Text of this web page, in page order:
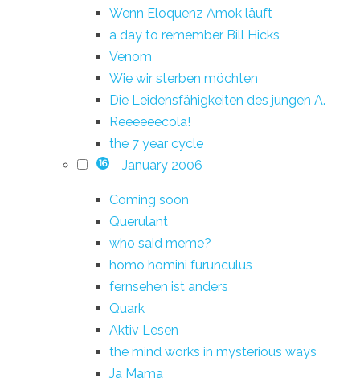
Wenn Eloquenz Amok läuft
a day to remember Bill Hicks
Venom
Wie wir sterben möchten
Die Leidensfähigkeiten des jungen A.
Reeeeeecola!
the 7 year cycle
16 January 2006
Coming soon
Querulant
who said meme?
homo homini furunculus
fernsehen ist anders
Quark
Aktiv Lesen
the mind works in mysterious ways
Ja Mama